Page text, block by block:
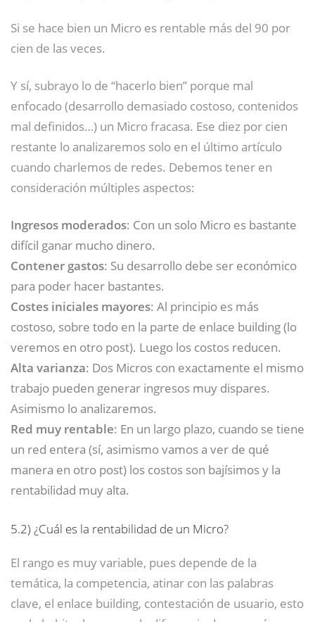
Si se hace bien un Micro es rentable más del 90 por
cien de las veces.
Y sí, subrayo lo de “hacerlo bien” porque mal
enfocado (desarrollo demasiado costoso, contenidos
mal definidos…) un Micro fracasa. Ese diez por cien
restante lo analizaremos solo en el último artículo
cuando charlemos de redes. Debemos tener en
consideración múltiples aspectos:
Ingresos moderados: Con un solo Micro es bastante
difícil ganar mucho dinero.
Contener gastos: Su desarrollo debe ser económico
para poder hacer bastantes.
Costes iniciales mayores: Al principio es más
costoso, sobre todo en la parte de enlace building (lo
veremos en otro post). Luego los costos reducen.
Alta varianza: Dos Micros con exactamente el mismo
trabajo pueden generar ingresos muy dispares.
Asimismo lo analizaremos.
Red muy rentable: En un largo plazo, cuando se tiene
un red entera (sí, asimismo vamos a ver de qué
manera en otro post) los costos son bajísimos y la
rentabilidad muy alta.
5.2) ¿Cuál es la rentabilidad de un Micro?
El rango es muy variable, pues depende de la
temática, la competencia, atinar con las palabras
clave, el enlace building, contestación de usuario, esto